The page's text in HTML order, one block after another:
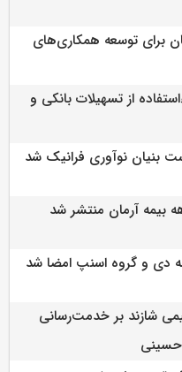
برای توسعه همکاری‌های
از تسهیلات بانکی و
بنیان نوآوری فرانیک شد
بیمه آرمان منتشر شد
دی و گروه اسنپ امضا شد
شازند بر خدمت‌رسانی
حسینی